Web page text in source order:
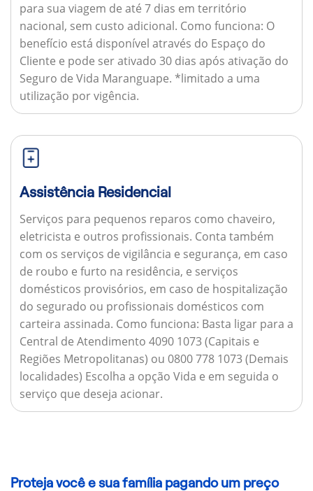
para sua viagem de até 7 dias em território
nacional, sem custo adicional. Como funciona: O
benefício está disponível através do Espaço do
Cliente e pode ser ativado 30 dias após ativação do
Seguro de Vida Maranguape. *limitado a uma
utilização por vigência.
Assistência Residencial
Serviços para pequenos reparos como chaveiro,
eletricista e outros profissionais. Conta também
com os serviços de vigilância e segurança, em caso
de roubo e furto na residência, e serviços
domésticos provisórios, em caso de hospitalização
do segurado ou profissionais domésticos com
carteira assinada. Como funciona: Basta ligar para a
Central de Atendimento 4090 1073 (Capitais e
Regiões Metropolitanas) ou 0800 778 1073 (Demais
localidades) Escolha a opção Vida e em seguida o
serviço que deseja acionar.
Proteja você e sua família pagando um preço